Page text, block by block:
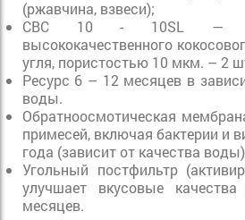
(ржавчина, взвеси);
CBC 10 - 10SL —
высококачественного
угля, пористостью 10 мкм. – 2
Ресурс 6 – 12 месяцев в
воды.
Обратноосмотическая
примесей, включая бактерии и
года (зависит от качества
Угольный постфильтр
улучшает вкусовые
месяцев.